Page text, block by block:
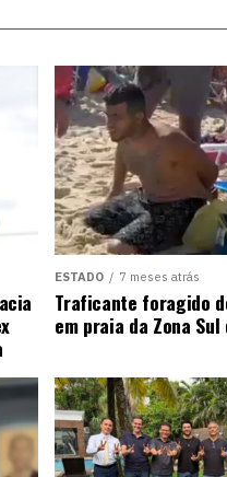
ESTADO 7 meses atrás
Traficante foragido
em praia da Zona Sul